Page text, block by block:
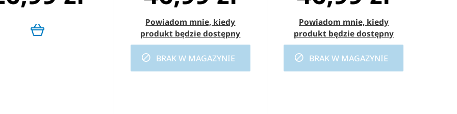
tym bardziej przyczyniamy się do ochrony środowiska. Dlatego
wysokiej jakości, a przede wszystkim służy przez długi czas.
swobodnie zmieści się w plecaku, ale zmieści się również w
z czystej wody w każdej chwili.
Powiadom mnie, kiedy
produkt będzie dostępny
BRAK W MAGAZYNIE
Powiadom mnie, kiedy
produkt będzie dostępny
BRAK W MAGAZYNIE